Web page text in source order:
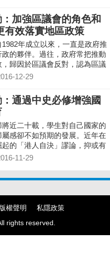
加強區議會的角色和
有效落實地區政策
1982年成立以來，一直是政府推
的夥伴。過往，政府常把推動
歸因於區議會反對，認為區議
in my backyard」(別放在我
地」。
12-29
通過中史必修增強國
近二十載，學生對自己國家的
感卻不如預期的發展。近年在
起的「港人自決」謬論，抑或有
重嚴肅的宣誓儀式上，口出狂
11-29
版權聲明
私隱政策
rights reserved.